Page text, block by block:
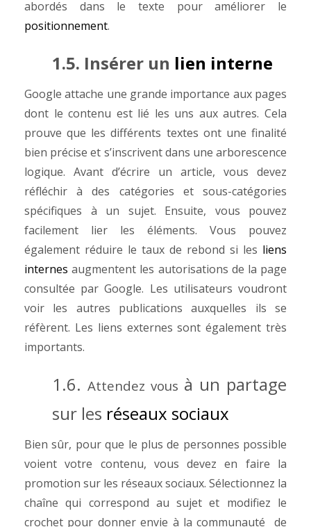
abordés dans le texte pour améliorer le
positionnement.
1.5. Insérer un lien interne
Google attache une grande importance aux pages
dont le contenu est lié les uns aux autres. Cela
prouve que les différents textes ont une finalité
bien précise et s’inscrivent dans une arborescence
logique. Avant d’écrire un article, vous devez
réfléchir à des catégories et sous-catégories
spécifiques à un sujet. Ensuite, vous pouvez
facilement lier les éléments. Vous pouvez
également réduire le taux de rebond si les liens
internes augmentent les autorisations de la page
consultée par Google. Les utilisateurs voudront
voir les autres publications auxquelles ils se
réfèrent. Les liens externes sont également très
importants.
1.6. Attendez vous à un partage
sur les réseaux sociaux
Bien sûr, pour que le plus de personnes possible
voient votre contenu, vous devez en faire la
promotion sur les réseaux sociaux. Sélectionnez la
chaîne qui correspond au sujet et modifiez le
crochet pour donner envie à la communauté de